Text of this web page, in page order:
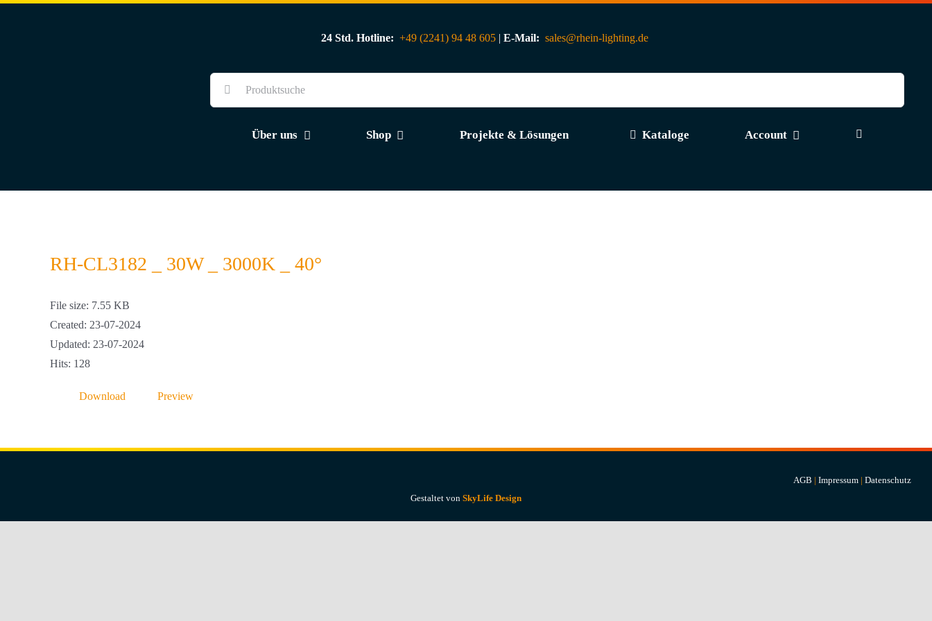
24 Std. Hotline: +49 (2241) 94 48 605 | E-Mail: sales@rhein-lighting.de
Über uns Shop Projekte & Lösungen Kataloge Account
RH-CL3182 _ 30W _ 3000K _ 40°
File size: 7.55 KB
Created: 23-07-2024
Updated: 23-07-2024
Hits: 128
Download Preview
AGB | Impressum | Datenschutz
Gestaltet von SkyLife Design